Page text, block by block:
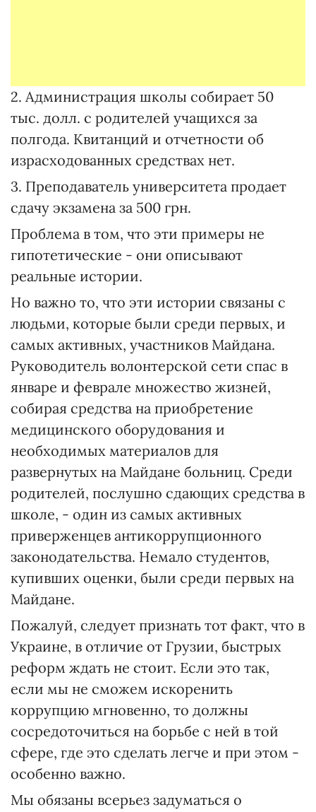
2. Администрация школы собирает 50
тыс. долл. с родителей учащихся за
полгода. Квитанций и отчетности об
израсходованных средствах нет.
3. Преподаватель университета продает
сдачу экзамена за 500 грн.
Проблема в том, что эти примеры не
гипотетические - они описывают
реальные истории.
Но важно то, что эти истории связаны с
людьми, которые были среди первых, и
самых активных, участников Майдана.
Руководитель волонтерской сети спас в
январе и феврале множество жизней,
собирая средства на приобретение
медицинского оборудования и
необходимых материалов для
развернутых на Майдане больниц. Среди
родителей, послушно сдающих средства в
школе, - один из самых активных
приверженцев антикоррупционного
законодательства. Немало студентов,
купивших оценки, были среди первых на
Майдане.
Пожалуй, следует признать тот факт, что в
Украине, в отличие от Грузии, быстрых
реформ ждать не стоит. Если это так,
если мы не сможем искоренить
коррупцию мгновенно, то должны
сосредоточиться на борьбе с ней в той
сфере, где это сделать легче и при этом -
особенно важно.
Мы обязаны всерьез задуматься о